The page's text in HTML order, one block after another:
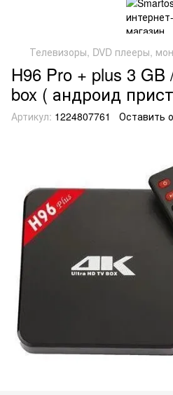
Телевизоры, DVD плееры,
H96 Pro + plus 3 GB
box ( андроид
Артикул: 1224807761 Оставить